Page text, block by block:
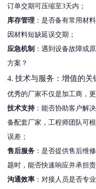
订单交期可压缩至3天内；
库存管理 ：是否备有常用材
因材料短缺延误交期；
应急机制 ：遇到设备故障或
方案？
4. 技术与服务：增值的关
优秀的厂家不仅是加工商，更
技术支持：能否协助客户解
备配套厂家，工程师团队可
误差；
售后服务 ：是否提供售后维
题时，能否快速响应并承担责
沟通效率 ：对接人员是否专